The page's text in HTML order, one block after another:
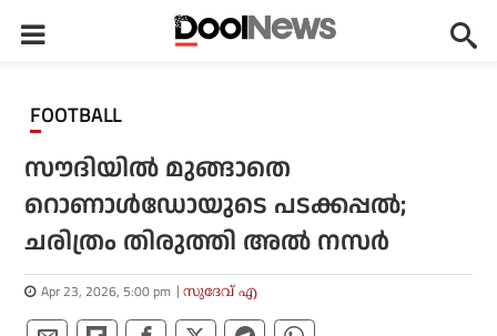
FOOTBALL
സൗദിയില്‍ മുങ്ങാതെ
റൊണാള്‍ഡോയുടെ പടക്കപ്പല്‍;
ചരിത്രം തിരുത്തി അല്‍ നസര്‍
Apr 23, 2026, 5:00 pm സുദേവ് എ